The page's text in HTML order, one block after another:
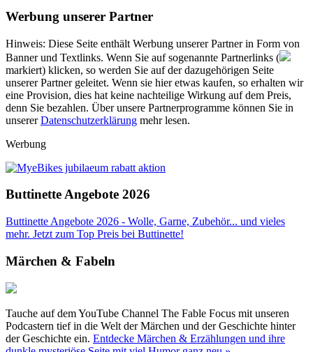
Werbung unserer Partner
Hinweis: Diese Seite enthält Werbung unserer Partner in Form von
Banner und Textlinks. Wenn Sie auf sogenannte Partnerlinks (
markiert) klicken, so werden Sie auf der dazugehörigen Seite
unserer Partner geleitet. Wenn sie hier etwas kaufen, so erhalten wir
eine Provision, dies hat keine nachteilige Wirkung auf dem Preis,
denn Sie bezahlen. Über unsere Partnerprogramme können Sie in
unsererDatenschutzerklärung mehr lesen.
Werbung
Buttinette Angebote 2026
Buttinette Angebote 2026 - Wolle, Garne, Zubehör... und vieles
mehr. Jetzt zum Top Preis bei Buttinette!
Märchen & Fabeln
Tauche auf dem YouTube Channel The Fable Focus mit unseren
Podcastern tief in die Welt der Märchen und der Geschichte hinter
der Geschichte ein. Entdecke Märchen & Erzählungen und ihre